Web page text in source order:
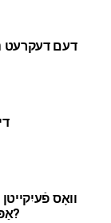
דעם דעקרעט
וואָס
אַפּעלירן? ווי קענען איך אַפּעלירן?